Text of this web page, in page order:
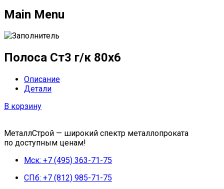
Main Menu
Полоса Ст3 г/к 80х6
Описание
Детали
В корзину
МеталлСтрой — широкий спектр металлопроката
по доступным ценам!
Мск: +7 (495) 363-71-75
СПб: +7 (812) 985-71-75